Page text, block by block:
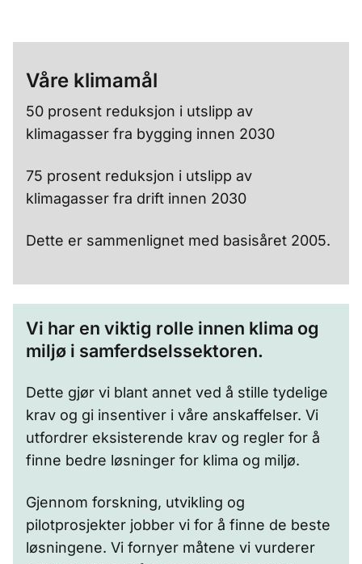
Våre klimamål
50 prosent reduksjon i utslipp av
klimagasser fra bygging innen 2030
75 prosent reduksjon i utslipp av
klimagasser fra drift innen 2030
Dette er sammenlignet med basisåret 2005.
Vi har en viktig rolle innen klima og
miljø i samferdselssektoren.
Dette gjør vi blant annet ved å stille tydelige
krav og gi insentiver i våre anskaffelser. Vi
utfordrer eksisterende krav og regler for å
finne bedre løsninger for klima og miljø.
Gjennom forskning, utvikling og
pilotprosjekter jobber vi for å finne de beste
løsningene. Vi fornyer måtene vi vurderer